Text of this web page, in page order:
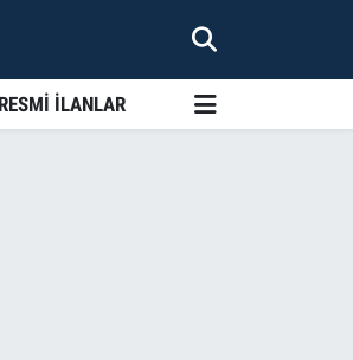
RESMİ İLANLAR